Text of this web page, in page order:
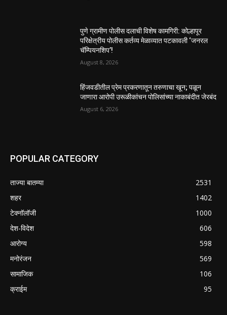
पुणे ग्रामीण पोलीस दलाची विशेष कामगिरी: कोल्हापूर
परिक्षेत्रीय पोलीस कर्तव्य मेळाव्यात पटकावली ‘जनरल
चॅम्पियनशिप’!
August 8, 2026
हिंजवडीतील प्रेम प्रकरणातून तरुणाचा खून; पळून
जाणारा आरोपी उरूळीकांचन पोलिसांच्या नाकाबंदीत जेरबंद
August 6, 2026
POPULAR CATEGORY
ताज्या बातम्या
2531
शहर
1402
टेक्नॉलॉजी
1000
देश-विदेश
606
आरोग्य
598
मनोरंजन
569
सामाजिक
106
क्राईम
95